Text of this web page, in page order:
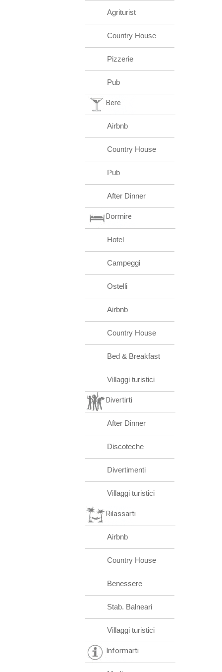
Agriturist
Country House
Pizzerie
Pub
Bere
Airbnb
Country House
Pub
After Dinner
Dormire
Hotel
Campeggi
Ostelli
Airbnb
Country House
Bed & Breakfast
Villaggi turistici
Divertirti
After Dinner
Discoteche
Divertimenti
Villaggi turistici
Rilassarti
Airbnb
Country House
Benessere
Stab. Balneari
Villaggi turistici
Informarti